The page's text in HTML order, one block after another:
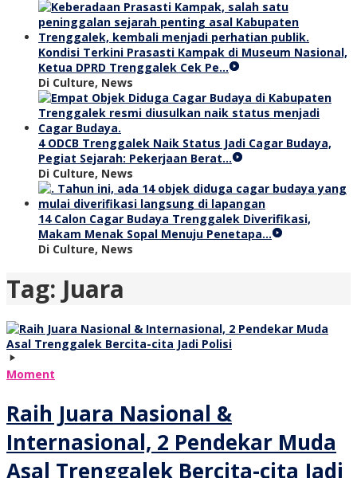
Kondisi Terkini Prasasti Kampak di Museum Nasional,
Ketua DPRD Trenggalek Cek Pe…
Di Culture, News
4 ODCB Trenggalek Naik Status Jadi Cagar Budaya,
Pegiat Sejarah: Pekerjaan Berat…
Di Culture, News
14 Calon Cagar Budaya Trenggalek Diverifikasi,
Makam Menak Sopal Menuju Penetapa…
Di Culture, News
Tag: Juara
Moment
Raih Juara Nasional &
Internasional, 2 Pendekar Muda
Asal Trenggalek Bercita-cita Jadi